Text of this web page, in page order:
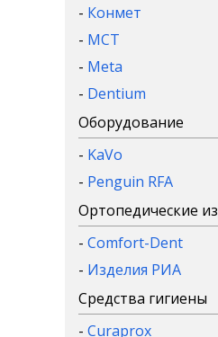
- Конмет
- MCT
- Meta
- Dentium
Оборудование
- KaVo
- Penguin RFA
Ортопедические
- Comfort-Dent
- Изделия РИА
Средства гигиены
- Curaprox